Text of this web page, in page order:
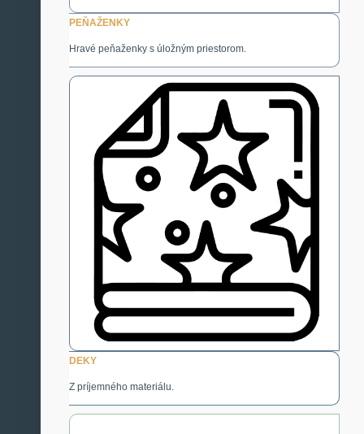
PEŇAŽENKY
Hravé peňaženky s úložným priestorom.
DEKY
Z príjemného materiálu.